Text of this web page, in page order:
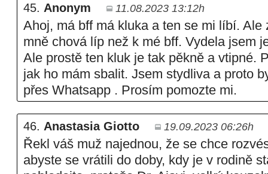
45. Anonym 11.08.2023 13:12h
Ahoj, má bff má kluka a ten se mi líbí. Ale
mně chová líp než k mé bff. Vydela jsem
Ale prostě ten kluk je tak pěkně a vtipné.
jak ho mám sbalit. Jsem stydliva a proto
přes Whatsapp . Prosím pomozte mi.
46. Anastasia Giotto 19.09.2023 06:26h
Řekl váš muž najednou, že se chce
abyste se vrátili do doby, kdy je v rodině